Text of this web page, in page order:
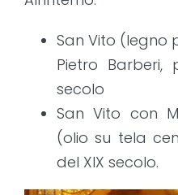
San Vito (legno
Pietro
secolo
San Vito con
(olio su tela
del XIX secolo.